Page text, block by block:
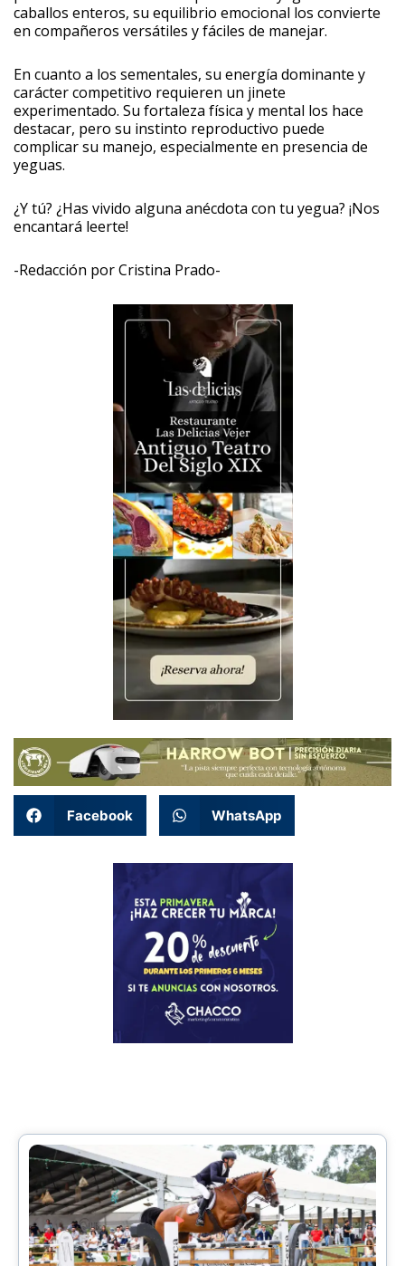
caballos enteros, su equilibrio emocional los convierte
en compañeros versátiles y fáciles de manejar.
En cuanto a los sementales, su energía dominante y
carácter competitivo requieren un jinete
experimentado. Su fortaleza física y mental los hace
destacar, pero su instinto reproductivo puede
complicar su manejo, especialmente en presencia de
yeguas.
¿Y tú? ¿Has vivido alguna anécdota con tu yegua? ¡Nos
encantará leerte!
-Redacción por Cristina Prado-
Facebook WhatsApp